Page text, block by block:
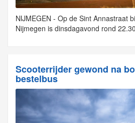
NIJMEGEN - Op de Sint Annastraat
Nijmegen is dinsdagavond rond
Scooterrijder gewond na
bestelbus